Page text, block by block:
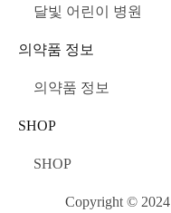
달빛 어린이 병원
의약품 정보
의약품 정보
SHOP
SHOP
Copyright © 2024